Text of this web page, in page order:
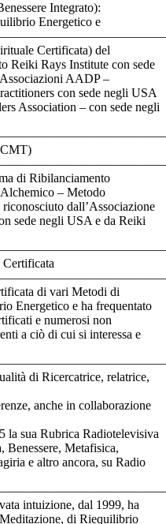
Integrato):
Energetico e
Certificata) del
Reiki Rays Institute con sede
AADP –
con sede negli USA
Association – con sede negli
di Ribilanciamento
– Metodo
dall’Associazione
sede negli USA e da Reiki
Certificata
di vari Metodi di
Energetico e ha frequentato
e numerosi non
a ciò di cui si interessa e
di Ricercatrice, relatrice,
anche in collaborazione
la sua Rubrica Radiotelevisiva
Benessere, Metafisica,
e altro ancora, su Radio
intuizione, dal 1999, ha
di Riequilibrio